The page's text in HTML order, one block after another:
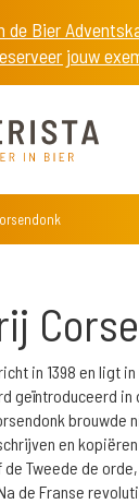
de Bier
jouw
in 1398 en ligt
geïntroduceerd in
brouwde
en
Tweede de
de Franse